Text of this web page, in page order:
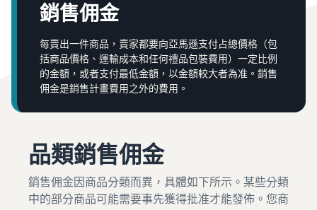
銷售佣金
每賣出一件商品，賣家都要向亞馬遜支付占總價格（包
括商品價格、運輸成本和任何禮品包裝費用）一定比例
的金額，或者支付最低金額，以金額較大者為准。銷售
佣金是銷售計畫費用之外的費用。
品類銷售佣金
銷售佣金因商品分類而異，具體如下所示。某些分類
中的部分商品可能需要事先獲得批准才能發佈。您商